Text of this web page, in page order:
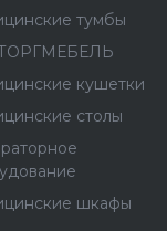
тумбы
кушетки
столы
шкафы